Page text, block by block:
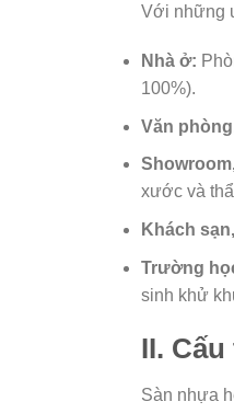
Với những
Nhà ở:
100%).
Văn
xước và
Khách
Trường
sinh khử
II.
Sàn nhựa